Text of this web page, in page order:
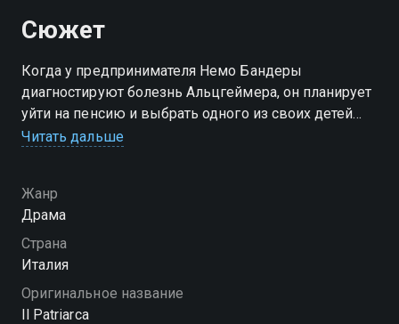
Сюжет
Когда у предпринимателя Немо Бандеры
диагностируют болезнь Альцгеймера, он планирует
уйти на пенсию и выбрать одного из своих детей
в качестве наследника. Вычеркнув из списка своего
своих конкурентов.
Посмотреть онлайн 1 сезон сериала Патриарх вы
можете совершенно бесплатно в хорошем HD
качестве на Смотрёшке
Читать дальше
Жанр
Драма
Страна
Италия
Оригинальное название
Il Patriarca